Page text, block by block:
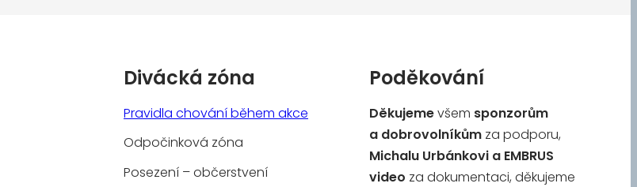
Divácká zóna
Pravidla chování během akce
Odpočinková zóna
Posezení – občerstvení
Poděkování
Děkujemevšem sponzorům
a dobrovolníkům za podporu,
Michalu Urbánkovi a EMBRUS
video za dokumentaci, děkujeme